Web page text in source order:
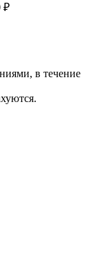
₽
в течение